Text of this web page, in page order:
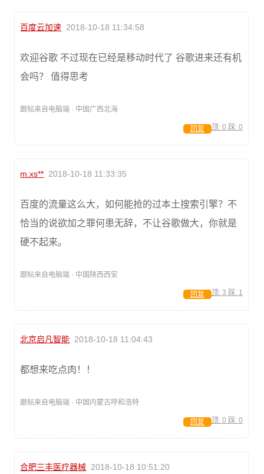
百度云加速 2018-10-18 11:34:58
欢迎谷歌 不过现在已经是移动时代了 谷歌进来还有机
会吗？ 值得思考
跟帖来自电脑端 · 中国广西北海
顶: 0 踩: 0
回复
m.xs** 2018-10-18 11:33:35
百度的流量这么大，如何能抢的过本土搜索引擎？不
恰当的说欲加之罪何患无辞，不让谷歌做大，你就是
硬不起来。
跟帖来自电脑端 · 中国陕西西安
顶: 3 踩: 1
回复
北京启凡智能 2018-10-18 11:04:43
都想来吃点肉！！
跟帖来自电脑端 · 中国内蒙古呼和浩特
顶: 0 踩: 0
回复
合肥三丰医疗器械 2018-10-18 10:51:20